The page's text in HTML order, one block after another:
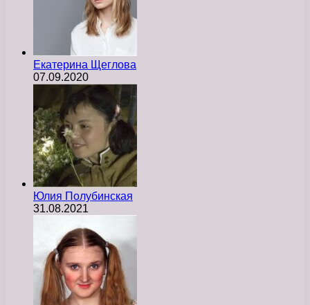
Екатерина Щеглова
07.09.2020
Юлия Полубинская
31.08.2021